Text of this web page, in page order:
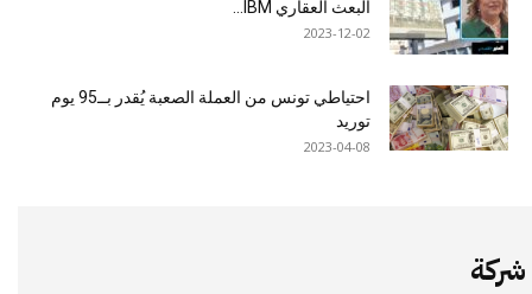
البعث العقاري IBM...
2023-12-02
احتياطي تونس من العملة الصعبة يُقدر بــ95 يوم
توريد
2023-04-08
شركة